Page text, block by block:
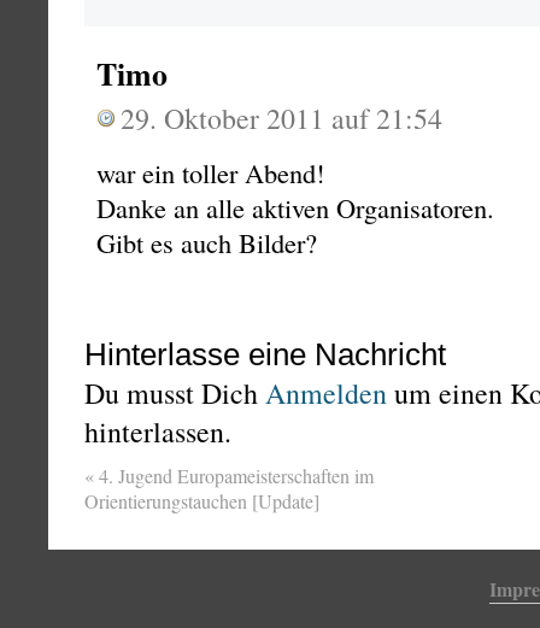
Timo
29. Oktober 2011 auf 21:54
war ein toller Abend!
Danke an alle aktiven Organisatoren.
Gibt es auch Bilder?
Hinterlasse eine Nachricht
Du musst DichAnmeldenum einen
hinterlassen.
«4. Jugend Europameisterschaften im
Orientierungstauchen [Update]